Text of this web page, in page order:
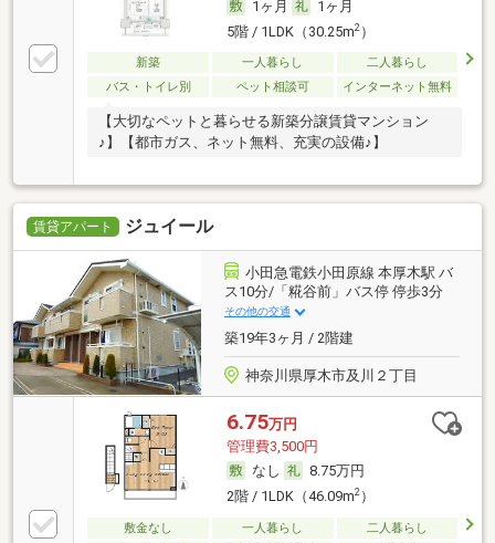
1ヶ月
1ヶ月
5階 / 1LDK（30.25m2）
新築 一人暮らし
二人暮らし
バス・トイレ別
ペット相談可 インターネット無料
【大切なペットと暮らせる新築分譲賃貸マンション
♪】【都市ガス、ネット無料、充実の設備♪】
賃貸アパート ジュイール
小田急電鉄小田原線 本厚木駅 バ
ス10分/「糀谷前」バス停 停歩3分
その他の交通
築19年3ヶ月 / 2階建
神奈川県厚木市及川２丁目
6.75万円
管理費3,500円
なし
8.75万円
2階 / 1LDK（46.09m2）
敷金なし 一人暮らし
二人暮らし